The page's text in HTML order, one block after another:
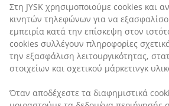
SKU: 3725212
Οδηγίες Συναρμολόγησης
Χαρακτηριστικά
Στη JYSK χρησιμοποιούμε cookies και
κινητών τηλεφώνων για να
εμπειρία κατά την επίσκεψη στον
cookies συλλέγουν πληροφορίες
την εξασφάλιση λειτουργικότητας,
στοιχείων και σχετικού μάρκετινγκ
Όταν αποδέχεστε τα διαφημιστικά